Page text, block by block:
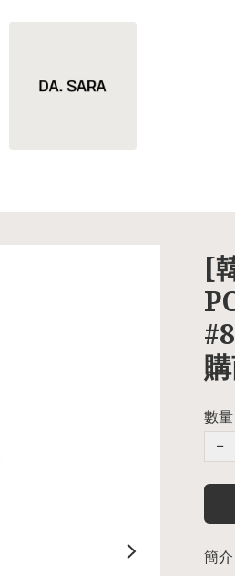
[
數量
−
簡介